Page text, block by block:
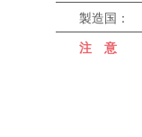
製造国：
注 意